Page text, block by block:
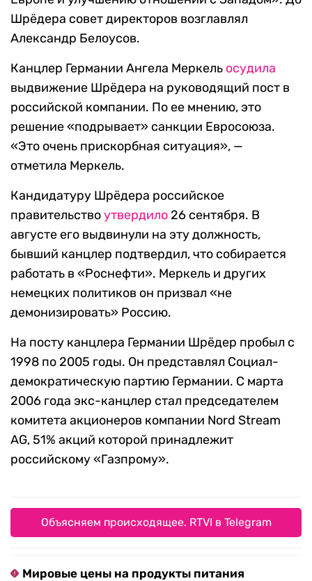
Шрёдера совет директоров возглавлял
Александр Белоусов.
Канцлер Германии Ангела Меркель осудила
выдвижение Шрёдера на руководящий пост в
российской компании. По ее мнению, это
решение «подрывает» санкции Евросоюза.
«Это очень прискорбная ситуация», —
отметила Меркель.
Кандидатуру Шрёдера российское
правительствоутвердило26 сентября. В
августе его выдвинули на эту должность,
бывший канцлер подтвердил, что собирается
работать в «Роснефти». Меркель и других
немецких политиков он призвал «не
демонизировать» Россию.
На посту канцлера Германии Шрёдер пробыл с
1998 по 2005 годы. Он представлял Социал-
демократическую партию Германии. С марта
2006 года экс-канцлер стал председателем
комитета акционеров компании Nord Stream
AG, 51% акций которой принадлежит
российскому «Газпрому».
Объясняем происходящее. RTVI в Telegram
Мировые цены на продукты питания